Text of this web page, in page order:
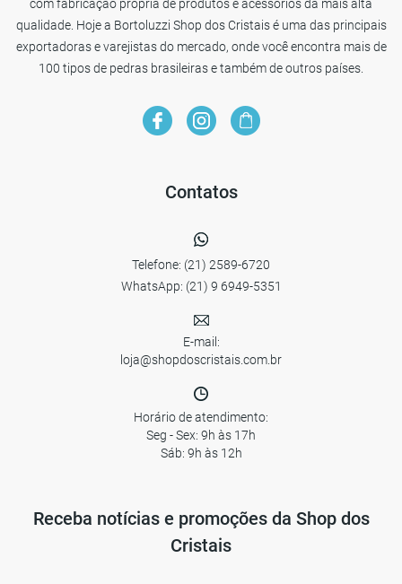
com fabricação própria de produtos e acessórios da mais alta
qualidade. Hoje a Bortoluzzi Shop dos Cristais é uma das principais
exportadoras e varejistas do mercado, onde você encontra mais de
100 tipos de pedras brasileiras e também de outros países.
Contatos
Telefone: (21) 2589-6720
WhatsApp: (21) 9 6949-5351
E-mail:
loja@shopdoscristais.com.br
Horário de atendimento:
Seg - Sex: 9h às 17h
Sáb: 9h às 12h
Receba notícias e promoções da Shop dos
Cristais